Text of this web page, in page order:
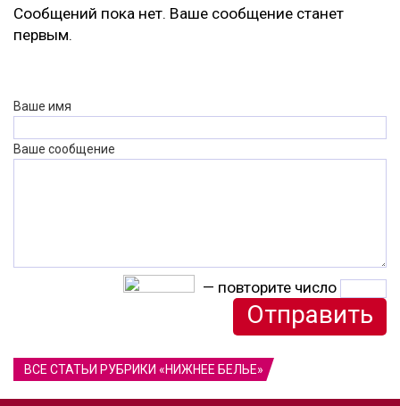
Сообщений пока нет. Ваше сообщение станет
первым.
Ваше имя
Ваше сообщение
— повторите число
ВСЕ СТАТЬИ РУБРИКИ «НИЖНЕЕ БЕЛЬЕ»